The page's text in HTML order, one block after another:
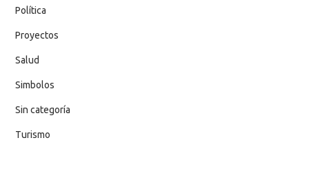
Política
Proyectos
Salud
Simbolos
Sin categoría
Turismo